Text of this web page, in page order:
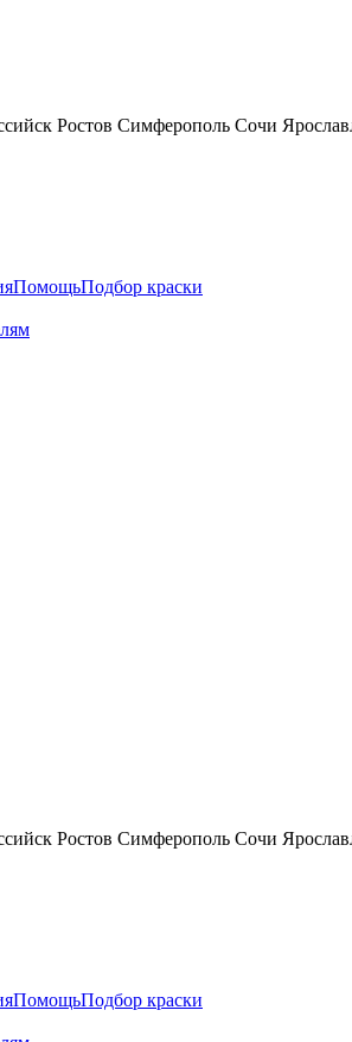
Ростов Симферополь Сочи
ПомощьПодбор краски
Ростов Симферополь Сочи
ПомощьПодбор краски